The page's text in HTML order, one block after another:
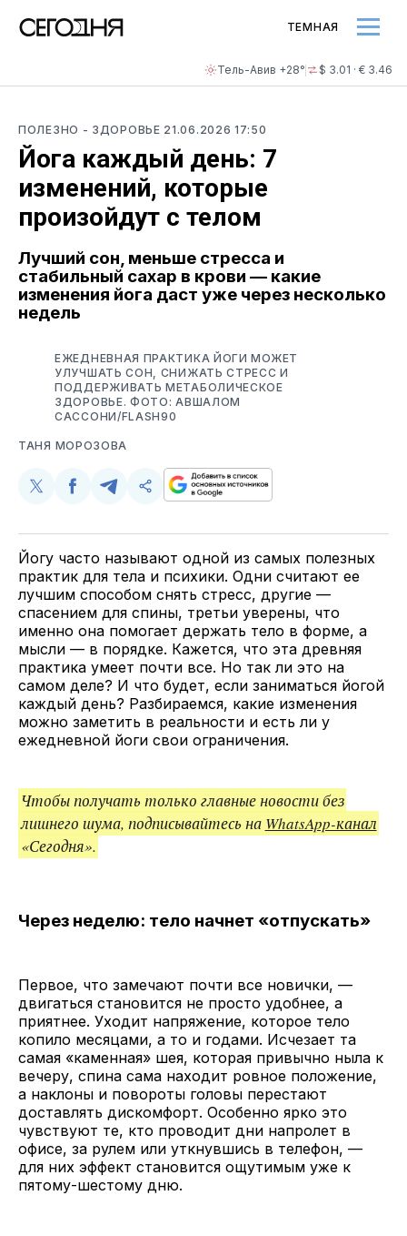
Тель-Авив +28° $ 3.01 · € 3.46
ТЕМНАЯ
ПОЛЕЗНО - ЗДОРОВЬЕ 21.06.2026 17:50
Йога каждый день: 7
изменений, которые
произойдут с телом
Лучший сон, меньше стресса и
стабильный сахар в крови — какие
изменения йога даст уже через несколько
недель
ЕЖЕДНЕВНАЯ ПРАКТИКА ЙОГИ МОЖЕТ
УЛУЧШАТЬ СОН, СНИЖАТЬ СТРЕСС И
ПОДДЕРЖИВАТЬ МЕТАБОЛИЧЕСКОЕ
ЗДОРОВЬЕ. ФОТО: АВШАЛОМ
САССОНИ/FLASH90
ТАНЯ МОРОЗОВА
Поделиться
Twitter
Поделиться
Facebook
Поделиться
Telegram
Скопируйте
поделитесь
Йогу часто называют одной из самых полезных
практик для тела и психики. Одни считают ее
лучшим способом снять стресс, другие —
спасением для спины, третьи уверены, что
именно она помогает держать тело в форме, а
мысли — в порядке. Кажется, что эта древняя
практика умеет почти все. Но так ли это на
самом деле? И что будет, если заниматься йогой
каждый день? Разбираемся, какие изменения
можно заметить в реальности и есть ли у
ежедневной йоги свои ограничения.
Чтобы получать только главные новости без
лишнего шума, подписывайтесь на WhatsApp-канал
«Сегодня».
Через неделю: тело начнет «отпускать»
Первое, что замечают почти все новички, —
двигаться становится не просто удобнее, а
приятнее. Уходит напряжение, которое тело
копило месяцами, а то и годами. Исчезает та
самая «каменная» шея, которая привычно ныла к
вечеру, спина сама находит ровное положение,
а наклоны и повороты головы перестают
доставлять дискомфорт. Особенно ярко это
чувствуют те, кто проводит дни напролет в
офисе, за рулем или уткнувшись в телефон, —
для них эффект становится ощутимым уже к
пятому-шестому дню.